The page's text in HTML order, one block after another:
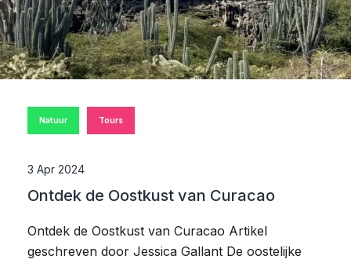
Natuur Tours
3 Apr 2024
Ontdek de Oostkust van Curacao
Ontdek de Oostkust van Curacao Artikel
geschreven door Jessica Gallant De oostelijke